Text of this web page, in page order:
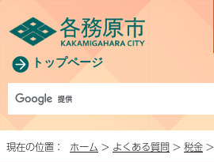
トップページ
現在の位置： ホーム > よくある質問 > 税金